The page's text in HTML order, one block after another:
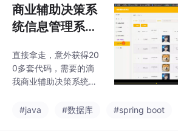
SQL、VueJS、Elemen
tUI、（Python或者Jav
a或者.NET）等等*功能
取详细的视频介绍
商业辅助决策系
统信息管理系统
ot后端+Vue前
端+MySQL【可
直接拿走，意外获得20
0多套代码，需要的滴
我商业辅助决策系统信
Boot后端+Vue前端+My
#java #数据库 #spring boot